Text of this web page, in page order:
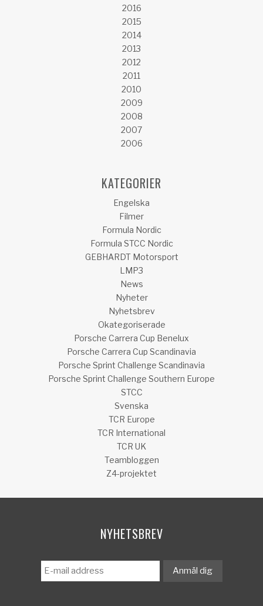
2016
2015
2014
2013
2012
2011
2010
2009
2008
2007
2006
KATEGORIER
Engelska
Filmer
Formula Nordic
Formula STCC Nordic
GEBHARDT Motorsport
LMP3
News
Nyheter
Nyhetsbrev
Okategoriserade
Porsche Carrera Cup Benelux
Porsche Carrera Cup Scandinavia
Porsche Sprint Challenge Scandinavia
Porsche Sprint Challenge Southern Europe
STCC
Svenska
TCR Europe
TCR International
TCR UK
Teambloggen
Z4-projektet
NYHETSBREV